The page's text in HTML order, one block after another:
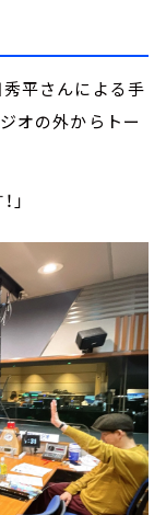
平さんによる手
オの外からトー
」